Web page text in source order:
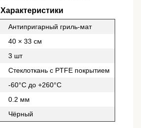
Характеристики
Антипригарный гриль-мат
40 × 33 см
3 шт
Стеклоткань с PTFE покрытием
-60°C до +260°C
0.2 мм
Чёрный